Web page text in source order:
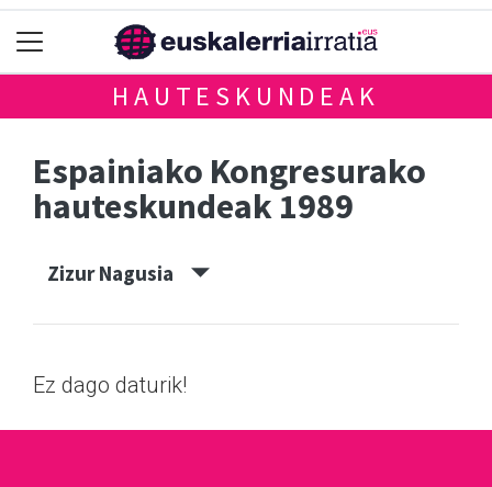
HAUTESKUNDEAK
Espainiako Kongresurako
hauteskundeak 1989
Zizur Nagusia
Ez dago daturik!